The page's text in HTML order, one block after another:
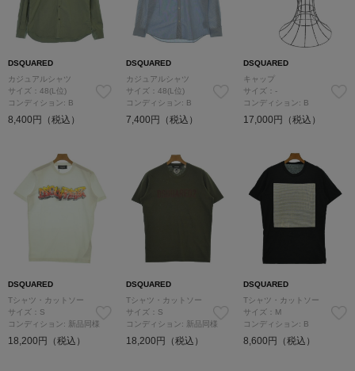
DSQUARED
カジュアルシャツ
サイズ：48(L位)
コンディション: B
8,400円（税込）
DSQUARED
カジュアルシャツ
サイズ：48(L位)
コンディション: B
7,400円（税込）
DSQUARED
キャップ
サイズ：-
コンディション: B
17,000円（税込）
DSQUARED
Tシャツ・カットソー
サイズ：S
コンディション: 新品同様
18,200円（税込）
DSQUARED
Tシャツ・カットソー
サイズ：S
コンディション: 新品同様
18,200円（税込）
DSQUARED
Tシャツ・カットソー
サイズ：M
コンディション: B
8,600円（税込）